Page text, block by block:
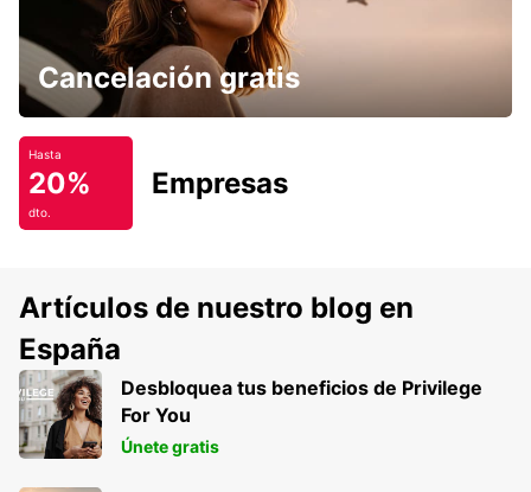
Cancelación gratis
Hasta
20%
dto.
Empresas
Artículos de nuestro blog en
España
Desbloquea tus beneficios de Privilege
For You
Únete gratis